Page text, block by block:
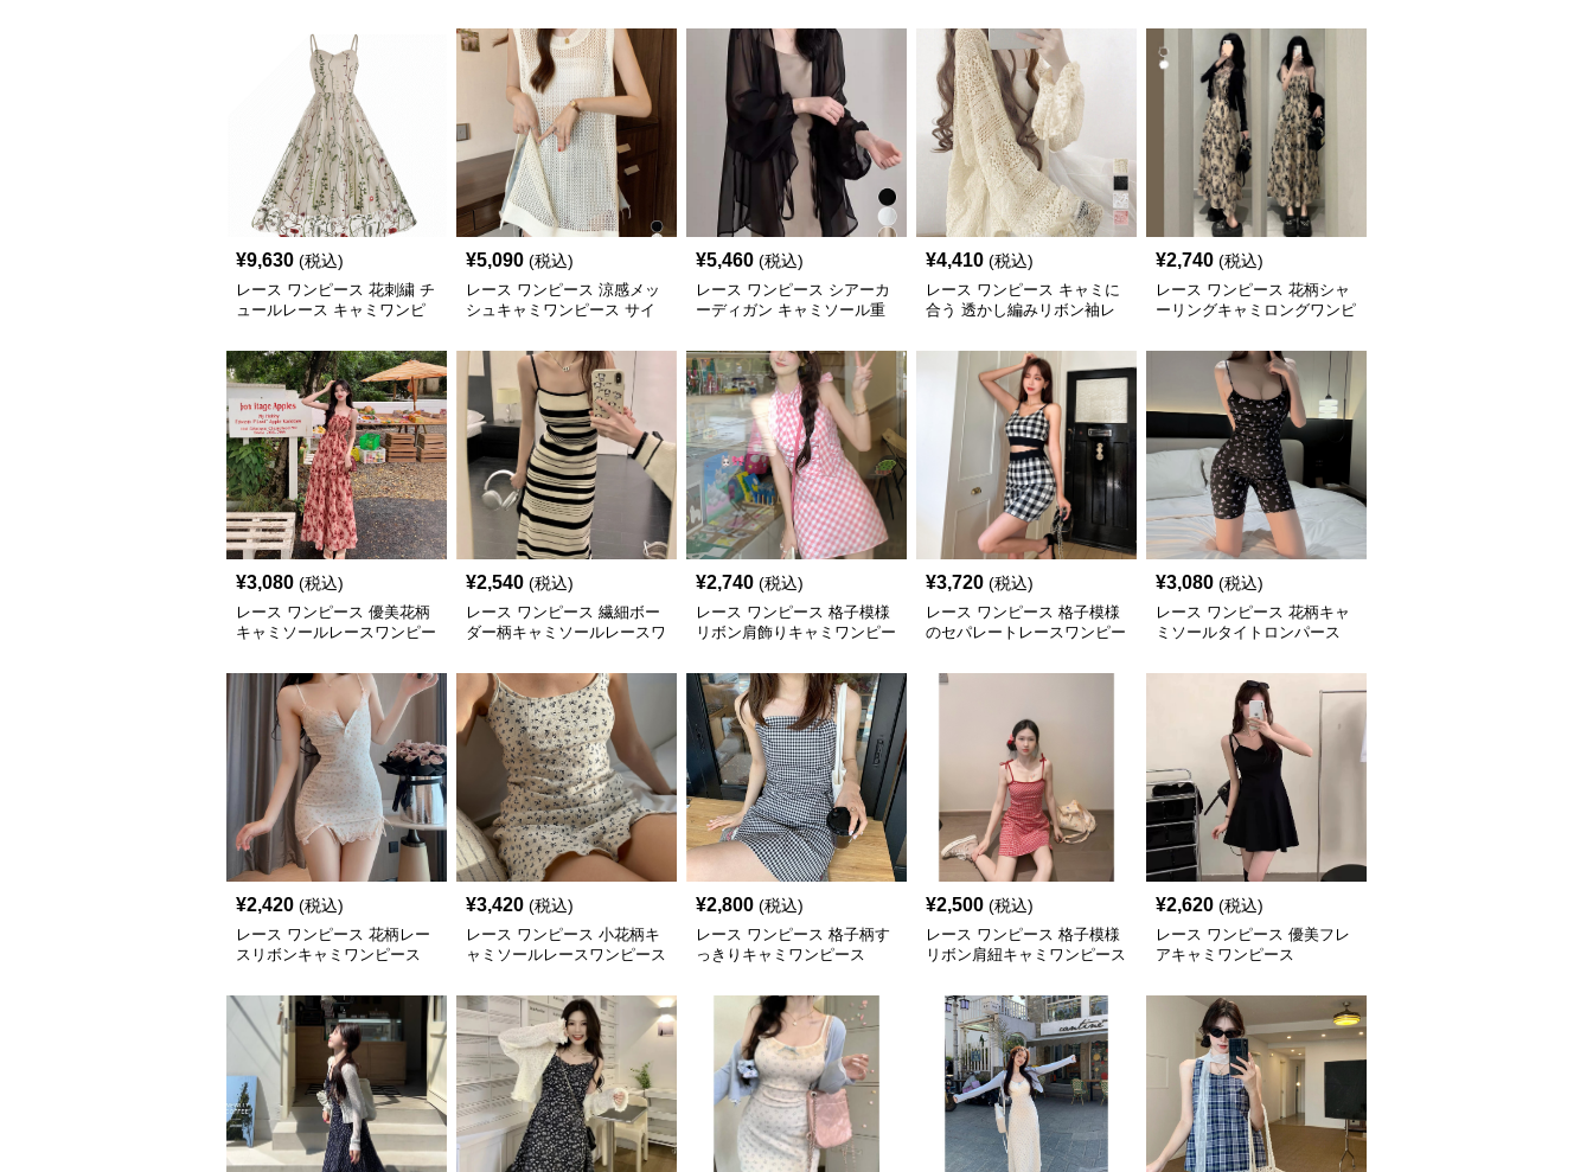
¥9,630 (税込)
レース ワンピース 花刺繍 チ
ュールレース キャミワンピ
¥5,090 (税込)
レース ワンピース 涼感メッ
シュキャミワンピース サイ
¥5,460 (税込)
レース ワンピース シアーカ
ーディガン キャミソール重
¥4,410 (税込)
レース ワンピース キャミに
合う 透かし編みリボン袖レ
¥2,740 (税込)
レース ワンピース 花柄シャ
ーリングキャミロングワンピ
¥3,080 (税込)
レース ワンピース 優美花柄
キャミソールレースワンピー
¥2,540 (税込)
レース ワンピース 繊細ボー
ダー柄キャミソールレースワ
¥2,740 (税込)
レース ワンピース 格子模様
リボン肩飾りキャミワンピー
¥3,720 (税込)
レース ワンピース 格子模様
のセパレートレースワンピー
¥3,080 (税込)
レース ワンピース 花柄キャ
ミソールタイトロンパース
¥2,420 (税込)
レース ワンピース 花柄レー
スリボンキャミワンピース
¥3,420 (税込)
レース ワンピース 小花柄キ
ャミソールレースワンピース
¥2,800 (税込)
レース ワンピース 格子柄す
っきりキャミワンピース
¥2,500 (税込)
レース ワンピース 格子模様
リボン肩紐キャミワンピース
¥2,620 (税込)
レース ワンピース 優美フレ
アキャミワンピース